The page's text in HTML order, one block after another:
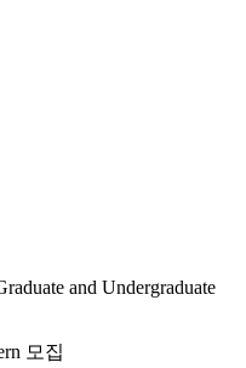
and Undergraduate
모집